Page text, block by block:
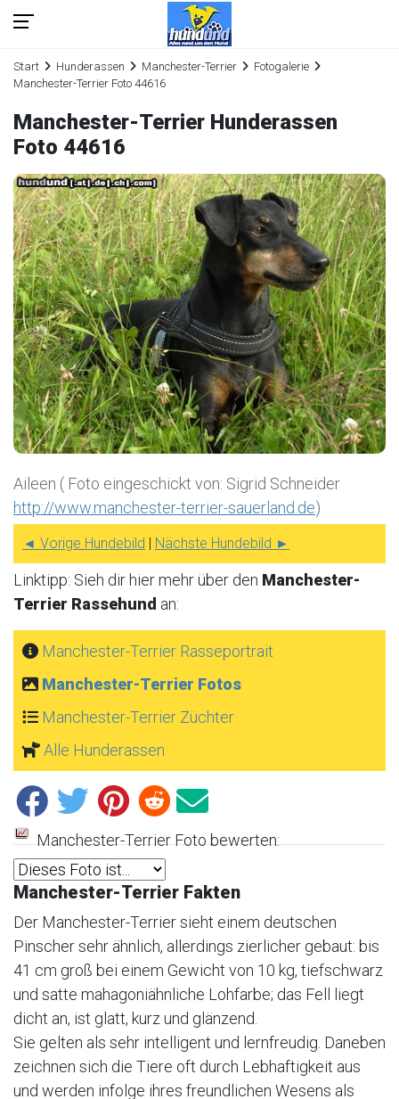
Start Hunderassen Manchester-Terrier
Fotogalerie
Manchester-Terrier Foto 44616
Manchester-Terrier Hunderassen
Foto 44616
Aileen ( Foto eingeschickt von: Sigrid Schneider
http://www.manchester-terrier-sauerland.de)
◄ Vorige Hundebild | Nächste Hundebild ►
Linktipp: Sieh dir hier mehr über den Manchester-
Terrier Rassehund an:
Manchester-Terrier Rasseportrait
Manchester-Terrier Fotos
Manchester-Terrier Züchter
Alle Hunderassen
Manchester-Terrier Foto bewerten:
Manchester-Terrier Fakten
Der Manchester-Terrier sieht einem deutschen
Pinscher sehr ähnlich, allerdings zierlicher gebaut: bis
41 cm groß bei einem Gewicht von 10 kg, tiefschwarz
und satte mahagoniähnliche Lohfarbe; das Fell liegt
dicht an, ist glatt, kurz und glänzend.
Sie gelten als sehr intelligent und lernfreudig. Daneben
zeichnen sich die Tiere oft durch Lebhaftigkeit aus
und werden infolge ihres freundlichen Wesens als